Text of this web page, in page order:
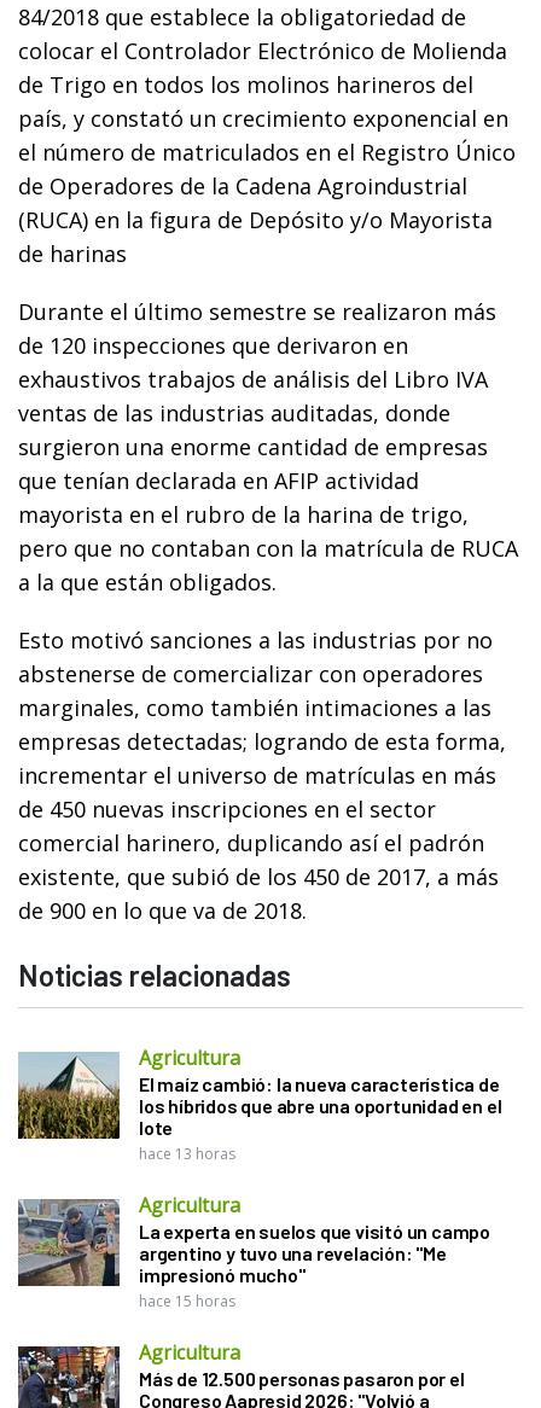
84/2018 que establece la obligatoriedad de
colocar el Controlador Electrónico de Molienda
de Trigo en todos los molinos harineros del
país, y constató un crecimiento exponencial en
el número de matriculados en el Registro Único
de Operadores de la Cadena Agroindustrial
(RUCA) en la figura de Depósito y/o Mayorista
de harinas
Durante el último semestre se realizaron más
de 120 inspecciones que derivaron en
exhaustivos trabajos de análisis del Libro IVA
ventas de las industrias auditadas, donde
surgieron una enorme cantidad de empresas
que tenían declarada en AFIP actividad
mayorista en el rubro de la harina de trigo,
pero que no contaban con la matrícula de RUCA
a la que están obligados.
Esto motivó sanciones a las industrias por no
abstenerse de comercializar con operadores
marginales, como también intimaciones a las
empresas detectadas; logrando de esta forma,
incrementar el universo de matrículas en más
de 450 nuevas inscripciones en el sector
comercial harinero, duplicando así el padrón
existente, que subió de los 450 de 2017, a más
de 900 en lo que va de 2018.
Noticias relacionadas
Agricultura
El maíz cambió: la nueva característica de
los híbridos que abre una oportunidad en el
lote
hace 13 horas
Agricultura
La experta en suelos que visitó un campo
argentino y tuvo una revelación: "Me
impresionó mucho"
hace 15 horas
Agricultura
Más de 12.500 personas pasaron por el
Congreso Aapresid 2026: "Volvió a